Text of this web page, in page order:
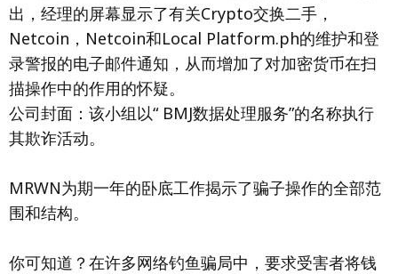
出，经理的屏幕显示了有关Crypto交换二手，
Netcoin，Netcoin和Local Platform.ph的维护和登
录警报的电子邮件通知，从而增加了对加密货币在扫
描操作中的作用的怀疑。
公司封面：该小组以“ BMJ数据处理服务”的名称执行
其欺诈活动。
MRWN为期一年的卧底工作揭示了骗子操作的全部范
围和结构。
你可知道？在许多网络钓鱼骗局中，要求受害者将钱